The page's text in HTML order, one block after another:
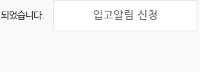
었습니다. 입고알림 신청